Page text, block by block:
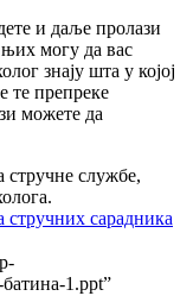
и даље пролази
могу да вас
знају шта у којој
те препреке
можете да
стручне службе,
сарадника
1.ppt”